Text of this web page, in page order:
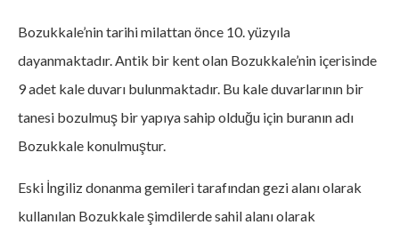
Bozukkale’nin tarihi milattan önce 10. yüzyıla
dayanmaktadır. Antik bir kent olan Bozukkale’nin içerisinde
9 adet kale duvarı bulunmaktadır. Bu kale duvarlarının bir
tanesi bozulmuş bir yapıya sahip olduğu için buranın adı
Bozukkale konulmuştur.
Eski İngiliz donanma gemileri tarafından gezi alanı olarak
kullanılan Bozukkale şimdilerde sahil alanı olarak